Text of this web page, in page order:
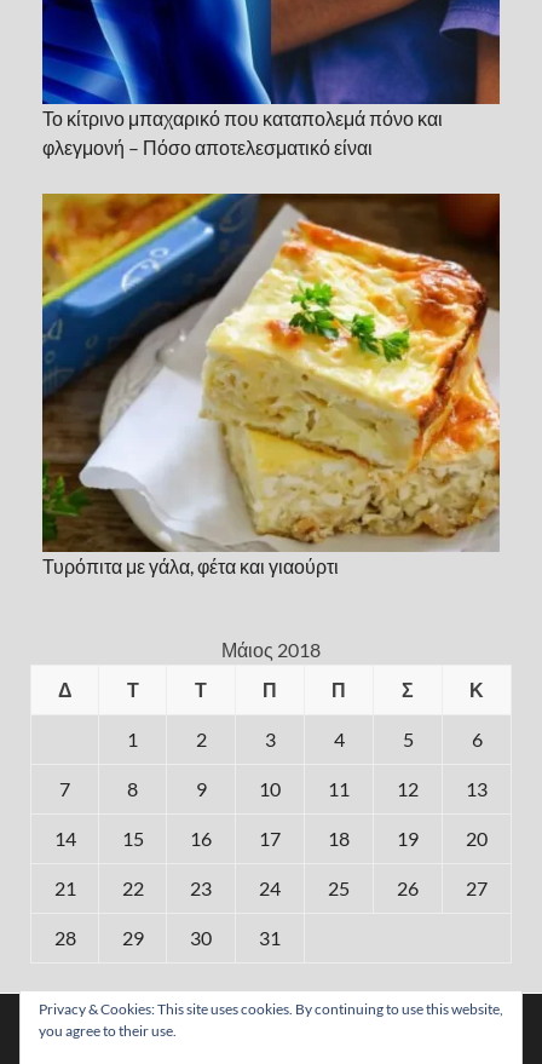
Το κίτρινο μπαχαρικό που καταπολεμά πόνο και
φλεγμονή – Πόσο αποτελεσματικό είναι
Τυρόπιτα με γάλα, φέτα και γιαούρτι
Μάιος 2018
Δ
Τ Τ Π Π Σ Κ
1 2 3 4 5 6
7 8 9 10 11 12 13
14 15 16 17 18 19 20
21 22 23 24 25 26 27
28 29 30 31
« Απρ Ιούν »
Χρησιμοποιούμε cookies για να σας προσφέρουμε τη
βέλτιστη εμπειρία πλοήγησης στον ιστότοπό μας.
Privacy & Cookies: This site uses cookies. By continuing to use this website,
you agree to their use.